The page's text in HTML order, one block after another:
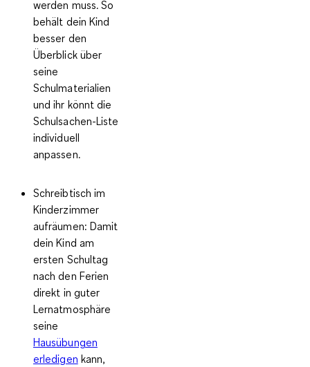
werden muss. So
behält dein Kind
besser den
Überblick über
seine
Schulmaterialien
und ihr könnt die
Schulsachen-Liste
individuell
anpassen.
Schreibtisch im
Kinderzimmer
aufräumen: Damit
dein Kind am
ersten Schultag
nach den Ferien
direkt in guter
Lernatmosphäre
seine
Hausübungen
erledigen kann,